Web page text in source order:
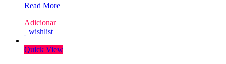
Epson
Preto
Frasco
Compativel
Read More
Adicionar
wishlist
Quick View